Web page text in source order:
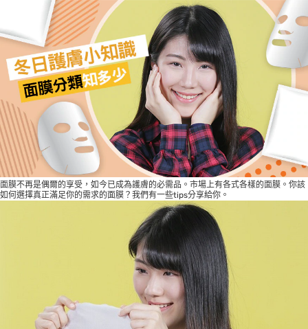
面膜不再是偶爾的享受，如今已成為護膚的必需品。市場上有各式各樣的面膜。你該
如何選擇真正滿足你的需求的面膜？我們有一些tips分享給你。